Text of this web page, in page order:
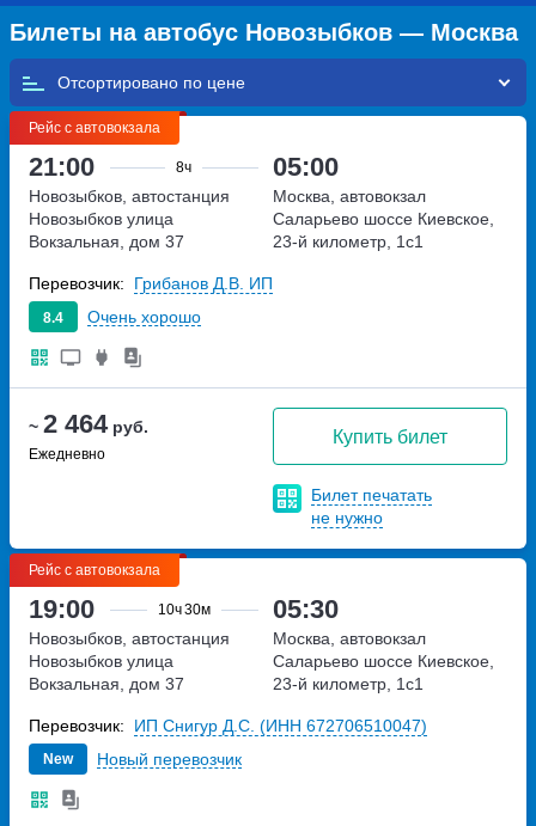
Билеты на автобус Новозыбков — Москва
Отсортировано по
Рейс с автовокзала
21:00 8ч 05:00
~ 2 464руб.
Ежедневно
Купить билет
Билет печатать
не нужно
Новозыбков, автостанция
Новозыбков улица
Вокзальная, дом 37
Москва, автовокзал
Саларьево шоссе Киевское,
23-й километр, 1с1
8.4 Очень хорошо
Перевозчик: Грибанов Д.В. ИП
Рейс с автовокзала
19:00 10ч30м 05:30
Новозыбков, автостанция
Новозыбков улица
Вокзальная, дом 37
Москва, автовокзал
Саларьево шоссе Киевское,
23-й километр, 1с1
New Новый перевозчик
Перевозчик: ИП Снигур Д.С. (ИНН 672706510047)